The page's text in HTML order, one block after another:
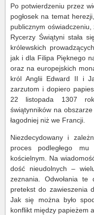
Po potwierdzeniu przez
pogłosek na temat
publicznym
Rycerzy Świątyni stała
królewskich
jak i dla Filipa Pięknego
oraz na europejskich
król Anglii Edward II i
zarzutom i dopiero
22 listopada 1307
świątynników na
łagodniej niż we Francji.
Niezdecydowany i
proces podległego
kościelnym. Na
dość nieudolnych –
zeznania. Odwołania
pretekst do zawieszenia
Jak się można było
konflikt między papieżem